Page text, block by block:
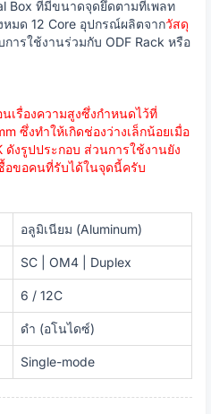
Box ที่มีขนาดจุดยึดตามที่เพลท
มด 12 Core อุปกรณ์ผลิตจากวัสดุ
การใช้งานร่วมกับ ODF Rack หรือ
เรื่องความสูงซึ่งกำหนดไว้ที่
ซึ่งทำให้เกิดช่องว่างเล็กน้อยเมื่อ
ดังรูปประกอบ ส่วนการใช้งานยัง
อขอคนที่รับได้ในจุดนี้ครับ
อลูมิเนียม (Aluminum)
SC | OM4 | Duplex
6 / 12C
ดำ (อโนไดซ์)
Single-mode